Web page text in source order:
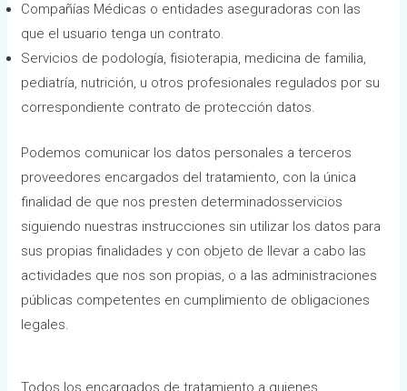
Compañías Médicas o entidades aseguradoras con las
que el usuario tenga un contrato.
Servicios de podología, fisioterapia, medicina de familia,
pediatría, nutrición, u otros profesionales regulados por su
correspondiente contrato de protección datos.
Podemos comunicar los datos personales a terceros
proveedores encargados del tratamiento, con la única
finalidad de que nos presten determinadosservicios
siguiendo nuestras instrucciones sin utilizar los datos para
sus propias finalidades y con objeto de llevar a cabo las
actividades que nos son propias, o a las administraciones
públicas competentes en cumplimiento de obligaciones
legales.
Todos los encargados de tratamiento a quienes